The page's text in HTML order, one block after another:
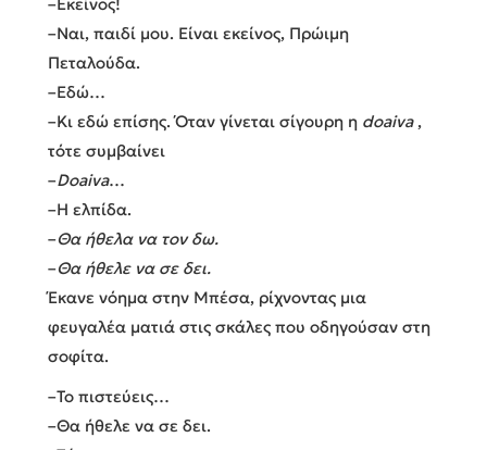
–Ναι, παιδί μου. Είναι εκείνος, Πρώιμη
Πεταλούδα.
–Εδώ…
–Κι εδώ επίσης. Όταν γίνεται σίγουρη η doaiva,
τότε συμβαίνει
–Doaiva…
–Η ελπίδα.
–Θα ήθελα να τον δω.
–Θα ήθελε να σε δει.
Έκανε νόημα στην Μπέσα, ρίχνοντας μια
φευγαλέα ματιά στις σκάλες που οδηγούσαν στη
σοφίτα.
–Το πιστεύεις…
–Θα ήθελε να σε δει.